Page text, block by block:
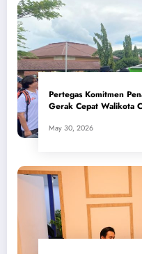
Pertegas Komitmen
Gerak Cepat Walikota
May 30, 2026